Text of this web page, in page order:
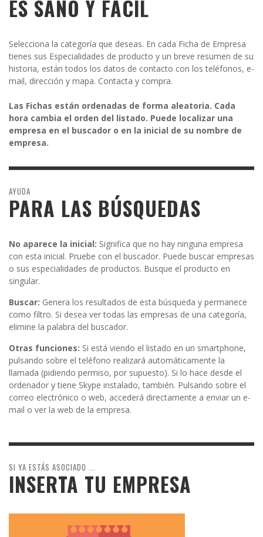
ES SANO Y FÁCIL
Selecciona la categoría que deseas. En cada Ficha de Empresa
tienes sus Especialidades de producto y un breve resumen de su
historia, están todos los datos de contacto con los teléfonos, e-
mail, dirección y mapa. Contacta y compra.
Las Fichas están ordenadas de forma aleatoria. Cada
hora cambia el orden del listado. Puede localizar una
empresa en el buscador o en la inicial de su nombre de
empresa.
AYUDA
PARA LAS BÚSQUEDAS
No aparece la inicial: Significa que no hay ninguna empresa
con esta inicial. Pruebe con el buscador. Puede buscar empresas
o sus especialidades de productos. Busque el producto en
singular.
Buscar: Genera los resultados de esta búsqueda y permanece
como filtro. Si desea ver todas las empresas de una categoría,
elimine la palabra del buscador.
Otras funciones: Si está viendo el listado en un smartphone,
pulsando sobre el teléfono realizará automáticamente la
llamada (pidiendo permiso, por supuesto). Si lo hace desde el
ordenador y tiene Skype instalado, también. Pulsando sobre el
correo electrónico o web, accederá directamente a enviar un e-
mail o ver la web de la empresa.
SI YA ESTÁS ASOCIADO ...
INSERTA TU EMPRESA